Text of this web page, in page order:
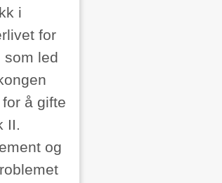
i
for
som led
å gifte
II.
og